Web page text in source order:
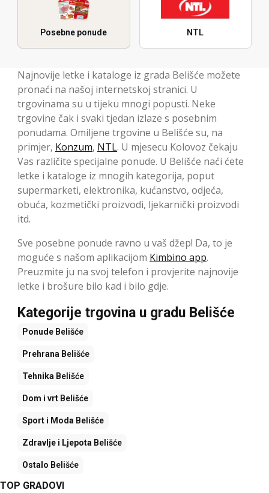
Posebne ponude NTL
Najnovije letke i kataloge iz grada Belišće možete
pronaći na našoj internetskoj stranici. U
trgovinama su u tijeku mnogi popusti. Neke
trgovine čak i svaki tjedan izlaze s posebnim
ponudama. Omiljene trgovine u Belišće su, na
primjer, Konzum, NTL. U mjesecu Kolovoz čekaju
Vas različite specijalne ponude. U Belišće naći ćete
letke i kataloge iz mnogih kategorija, poput
supermarketi, elektronika, kućanstvo, odjeća,
obuća, kozmetički proizvodi, ljekarnički proizvodi
itd.
Sve posebne ponude ravno u vaš džep! Da, to je
moguće s našom aplikacijom Kimbino app.
Preuzmite ju na svoj telefon i provjerite najnovije
letke i brošure bilo kad i bilo gdje.
Kategorije trgovina u gradu Belišće
Ponude Belišće
Prehrana Belišće
Tehnika Belišće
Dom i vrt Belišće
Sport i Moda Belišće
Zdravlje i Ljepota Belišće
Ostalo Belišće
TOP GRADOVI